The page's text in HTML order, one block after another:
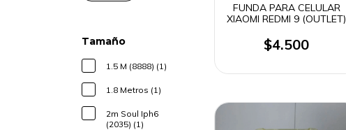
Tamaño
1.5 M (8888) (1)
1.8 Metros (1)
2m Soul Iph6
(2035) (1)
FUNDA PARA CELULAR
XIAOMI REDMI 9 (OUTLET)
$4.500